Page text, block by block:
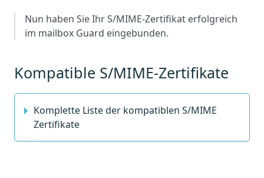
Nun haben Sie Ihr S/MIME-Zertifikat erfolgreich
im mailbox Guard eingebunden.
Kompatible S/MIME-Zertifikate
Komplette Liste der kompatiblen S/MIME
Zertifikate